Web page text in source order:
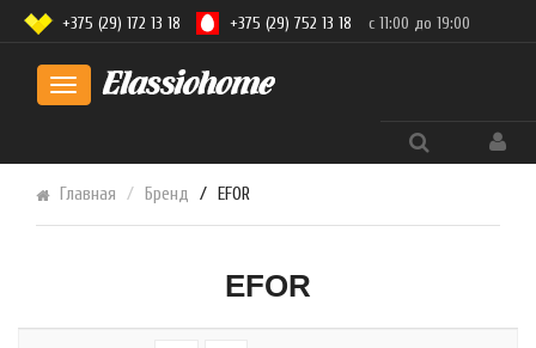
Toggle
+375 (29) 172 13 18 +375 (29) 752 13 18 с 11:00 до 19:00
Главная Бренд EFOR
EFOR